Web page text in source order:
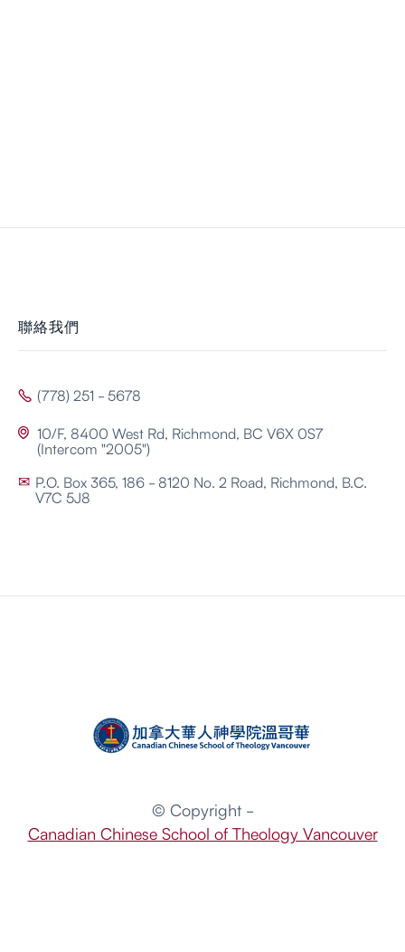
聯絡我們
 (778) 251 - 5678
 10/F, 8400 West Rd, Richmond, BC V6X 0S7
(Intercom "2005")
✉ P.O. Box 365, 186 - 8120 No. 2 Road, Richmond, B.C.
V7C 5J8
© Copyright -
Canadian Chinese School of Theology Vancouver